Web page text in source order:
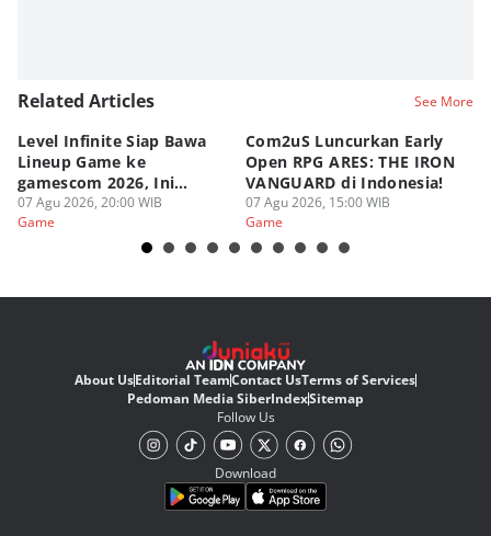
Related Articles See More
Level Infinite Siap Bawa
Lineup Game ke
gamescom 2026, Ini
Judulnya!
07 Agu 2026, 20:00 WIB
Game
Com2uS Luncurkan Early
Open RPG ARES: THE IRON
VANGUARD di Indonesia!
07 Agu 2026, 15:00 WIB
Game
About UsEditorial TeamContact UsTerms of Services
Pedoman Media SiberIndexSitemap
Follow Us
Download